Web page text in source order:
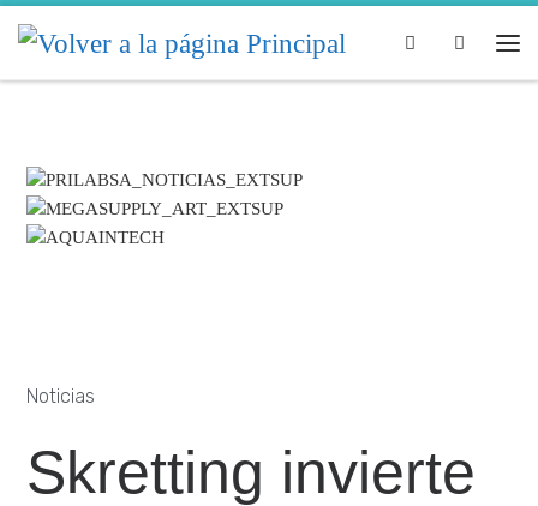
Skip to content Search
Noticias
Skretting invierte